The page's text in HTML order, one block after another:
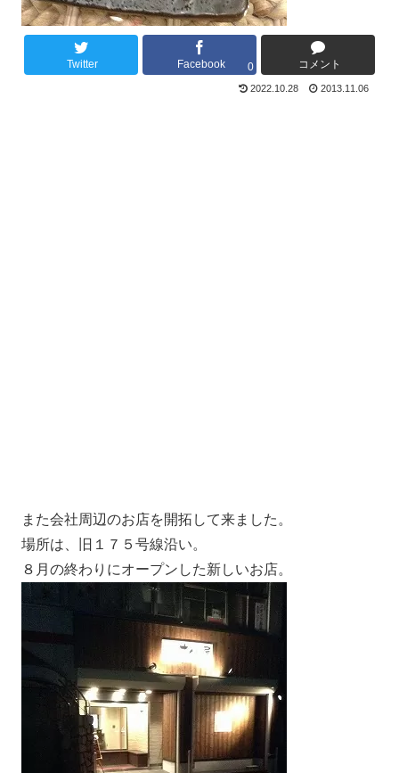
Twitter Facebook 0 コメント
2022.10.28 2013.11.06
また会社周辺のお店を開拓して来ました。
場所は、旧１７５号線沿い。
８月の終わりにオープンした新しいお店。